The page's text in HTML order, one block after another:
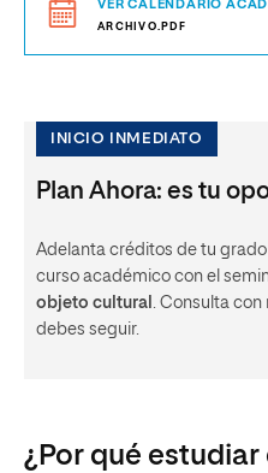
VER CALENDARIO
ARCHIVO.PDF
INICIO INMEDIATO
Plan Ahora: es tu
Adelanta créditos de tu grado
curso académico con el
objeto cultural . Consulta con
debes seguir.
¿Por qué estudiar